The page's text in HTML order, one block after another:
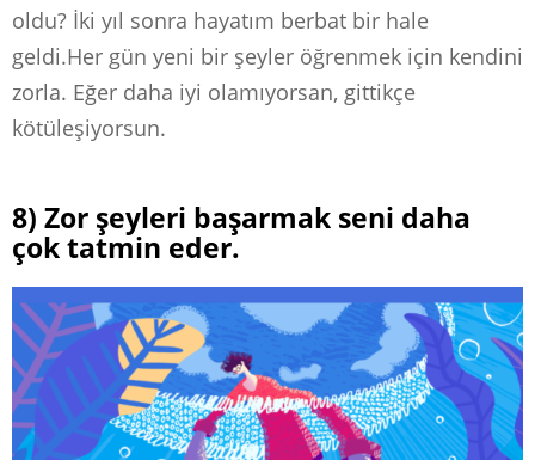
oldu? İki yıl sonra hayatım berbat bir hale
geldi.Her gün yeni bir şeyler öğrenmek için kendini
zorla. Eğer daha iyi olamıyorsan, gittikçe
kötüleşiyorsun.
8) Zor şeyleri başarmak seni daha
çok tatmin eder.